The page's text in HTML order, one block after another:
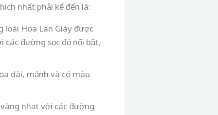
nhất phải kể đến là:
loài Hoa Lan Giày được
đường sọc đỏ nổi bật,
dài, mảnh và có màu
nhạt với các đường